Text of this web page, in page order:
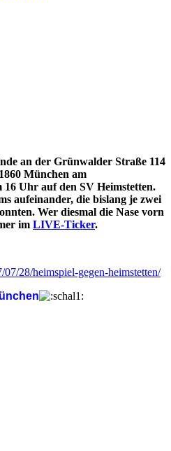
an der Grünwalder Straße 114
München am
16 Uhr auf den SV Heimstetten.
aufeinander, die bislang je zwei
Wer diesmal die Nase vorn
im LIVE-Ticker.
28/heimspiel-gegen-heimstetten/